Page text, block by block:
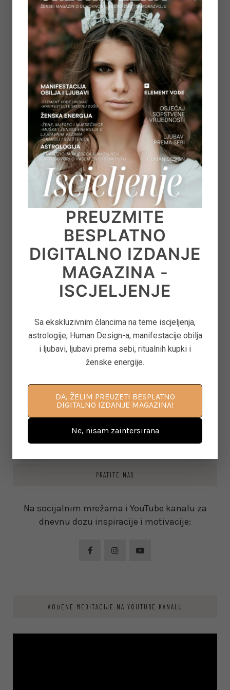
REGULACIJA ŽIVČANOG SUSTAVA – ZAŠTO
OSJEĆAMO STRAH KADA NAM SE OSTVARUJU
SNOVI
July 6, 2026
TAROT PORUKE ZA SVE ZNAKOVE ZODIJAKA –
LJETO 2026.
on June 25, 2026
KAKO OTPUSTITI POTREBU ZA KONTROLOM I
NAUČITI VJEROVATI SVOM UNUTARNJEM
GLASU
June 22, 2026
‘CONTROL FREAK’ – KAKO OTPUSTITI
on June 12, 2026
ASTEROID JUNO U ASTROLOGIJI – ARHETIP
KRALJICE, BRAKA I MOĆI U ODNOSIMA
on June 11, 2026
KAKO PONOVNO PROBUDITI KREATIVNOST
KROZ POKRET, DAH I SVJESNU PRISUTNOST
on June 8, 2026
PRATITE NAS
Na socijalnim mrežama i YouTube kanalu za
dnevnu dozu inspiracije i motivacije:
VOĐENE MEDITACIJE NA YOUTUBE KANALU
PREUZMITE
BESPLATNO
DIGITALNO IZDANJE
MAGAZINA -
ISCJELJENJE
Sa ekskluzivnim člancima na teme iscjeljenja,
astrologije, Human Design-a, manifestacije obilja
i ljubavi, ljubavi prema sebi, ritualnih kupki i
ženske energije.
DA, ŽELIM PREUZETI BESPLATNO
DIGITALNO IZDANJE MAGAZINA!
Ne, nisam zaintersirana